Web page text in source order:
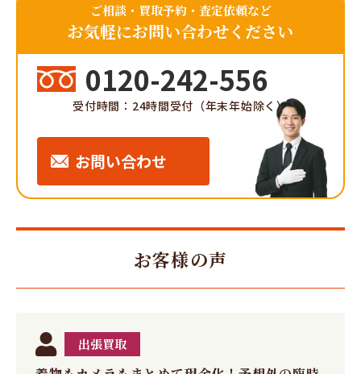
ご相談・買取予約・査定依頼など
お気軽にお問い合わせください
0120-242-556
受付時間：24時間受付（年末年始除く）
お問い合わせ
お客様の声
出張買取